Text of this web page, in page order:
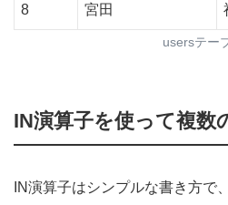
8 宮田
usersテー
IN演算子を使って複数
IN演算子はシンプルな書き方で、